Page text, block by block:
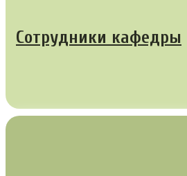
Сотрудники кафедры